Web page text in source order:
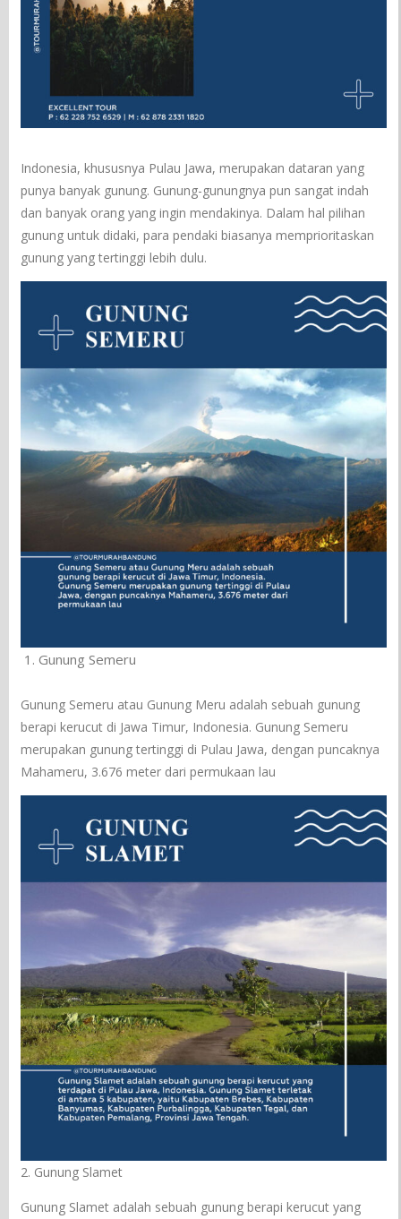
Indonesia, khususnya Pulau Jawa, merupakan dataran yang
punya banyak gunung. Gunung-gunungnya pun sangat indah
dan banyak orang yang ingin mendakinya. Dalam hal pilihan
gunung untuk didaki, para pendaki biasanya memprioritaskan
gunung yang tertinggi lebih dulu.
Gunung Semeru
Gunung Semeru atau Gunung Meru adalah sebuah gunung
berapi kerucut di Jawa Timur, Indonesia. Gunung Semeru
merupakan gunung tertinggi di Pulau Jawa, dengan puncaknya
Mahameru, 3.676 meter dari permukaan lau
2. Gunung Slamet
Gunung Slamet adalah sebuah gunung berapi kerucut yang